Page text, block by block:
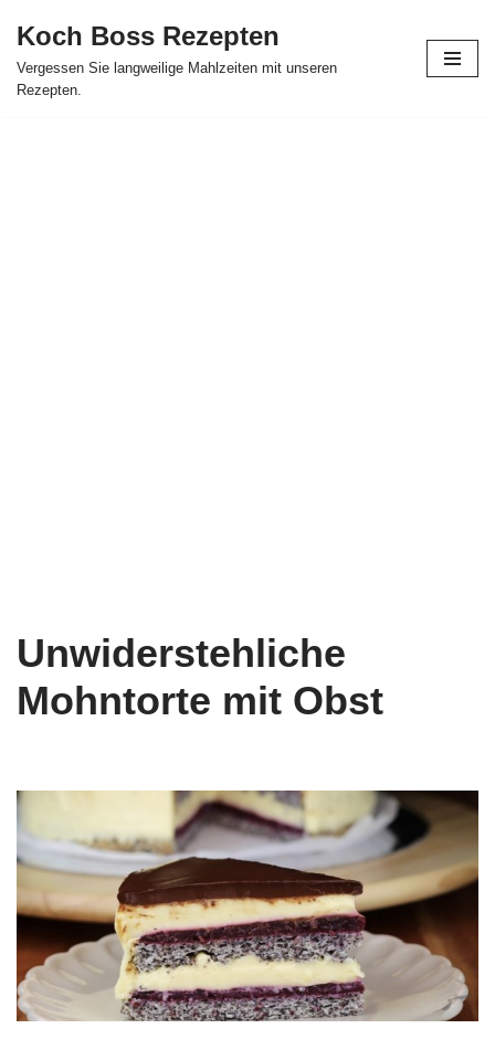
Skip
to
Koch Boss Rezepten
Vergessen Sie langweilige Mahlzeiten mit unseren
Rezepten.
Unwiderstehliche
Mohntorte mit Obst